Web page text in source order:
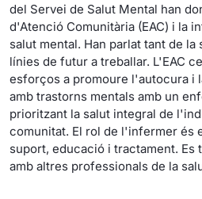
del Servei de Salut Mental han
d'Atenció Comunitària (EAC) i la
salut mental. Han parlat tant de
línies de futur a treballar. L'EAC
esforços a promoure l'autocura i
amb trastorns mentals amb un
prioritzant la salut integral de
comunitat. El rol de l'infermer és
suport, educació i tractament. Es
amb altres professionals de la